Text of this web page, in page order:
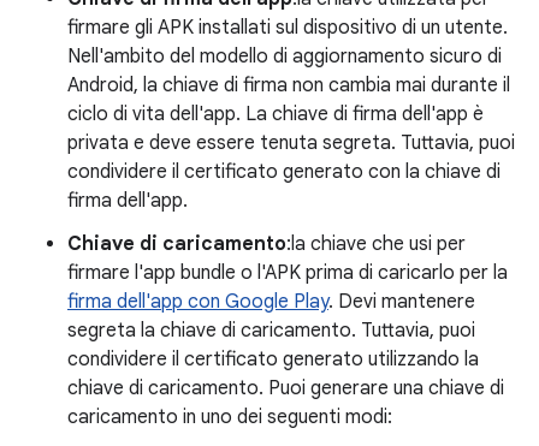
firmare gli APK installati sul dispositivo di un utente.
Nell'ambito del modello di aggiornamento sicuro di
Android, la chiave di firma non cambia mai durante il
ciclo di vita dell'app. La chiave di firma dell'app è
privata e deve essere tenuta segreta. Tuttavia, puoi
condividere il certificato generato con la chiave di
firma dell'app.
Chiave di caricamento:la chiave che usi per
firmare l'app bundle o l'APK prima di caricarlo per la
firma dell'app con Google Play. Devi mantenere
segreta la chiave di caricamento. Tuttavia, puoi
condividere il certificato generato utilizzando la
chiave di caricamento. Puoi generare una chiave di
caricamento in uno dei seguenti modi: